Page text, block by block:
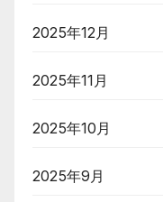
2025年12月
2025年11月
2025年10月
2025年9月